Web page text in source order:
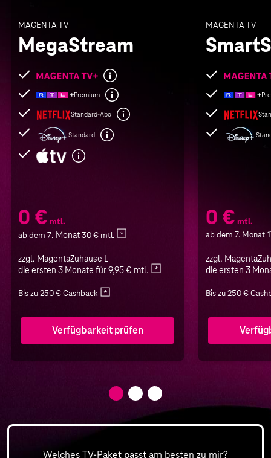
MAGENTA TV
MegaStream
Folgende
Leistungen
enthalten
Premium
Standard-Abo
Standard
0 € mtl.
ab dem 7. Monat30 € mtl.
zzgl. MagentaZuhause L
die ersten 3 Monate für 9,95 € mtl.
Bis zu 250 € Cashback
Verfügbarkeit prüfen
MAGENTA TV
Folgende
Leistungen
enthalten
0 € mtl.
ab dem 7. Monat
zzgl.
die ersten 3
Bis zu 250 €
Welches TV-Paket passt am besten zu mir?